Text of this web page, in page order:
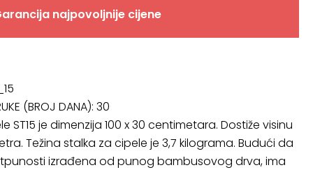
najpovoljnije cijene
(BROJ DANA): 30
ST15 je dimenzija 100 x 30 centimetara. Dostiže visinu
Težina stalka za cipele je 3,7 kilograma. Budući da
izrađena od punog bambusovog drva, ima